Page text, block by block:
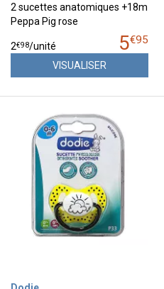
2 sucettes anatomiques +18m
Peppa Pig rose
5€95
2€98/unité
VISUALISER